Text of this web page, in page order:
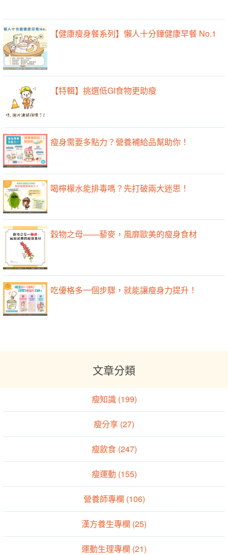
【健康瘦身餐系列】懶人十分鐘健康早餐 No.1
【特輯】挑選低GI食物更助瘦
瘦身需要多點力？營養補給品幫助你！
喝檸檬水能排毒嗎？先打破兩大迷思！
穀物之母——藜麥，風靡歐美的瘦身食材
吃優格多一個步驟，就能讓瘦身力提升！
文章分類
瘦知識 (199)
瘦分享 (27)
瘦飲食 (247)
瘦運動 (155)
營養師專欄 (106)
漢方養生專欄 (25)
運動生理專欄 (21)